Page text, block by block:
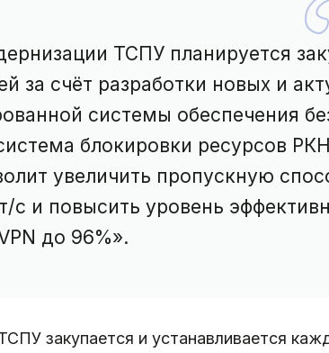
ТСПУ планируется
за счёт разработки новых и
системы обеспечения
блокировки ресурсов
увеличить пропускную
с и повысить уровень
до 96%».
закупается и устанавливается